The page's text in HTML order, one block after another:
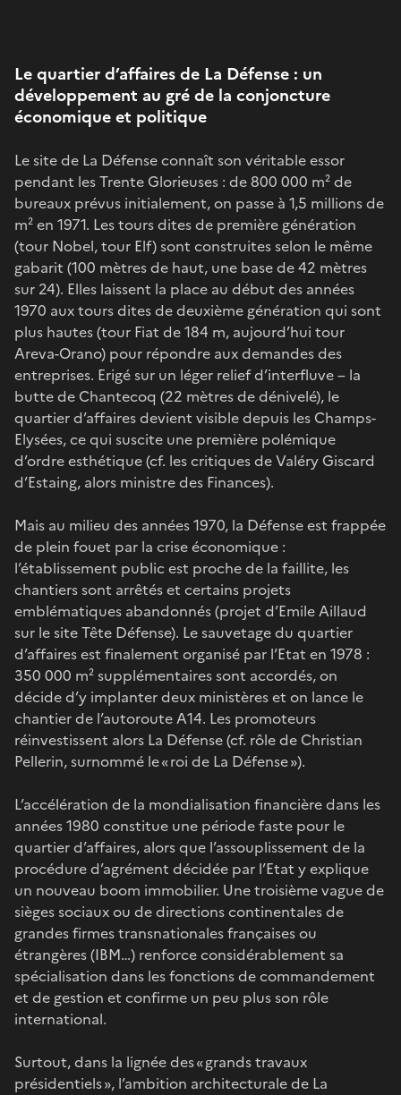
Le quartier d’affaires de La Défense : un
développement au gré de la conjoncture
économique et politique
Le site de La Défense connaît son véritable essor
pendant les Trente Glorieuses : de 800 000 m² de
bureaux prévus initialement, on passe à 1,5 millions de
m² en 1971. Les tours dites de première génération
(tour Nobel, tour Elf) sont construites selon le même
gabarit (100 mètres de haut, une base de 42 mètres
sur 24). Elles laissent la place au début des années
1970 aux tours dites de deuxième génération qui sont
plus hautes (tour Fiat de 184 m, aujourd’hui tour
Areva-Orano) pour répondre aux demandes des
entreprises. Erigé sur un léger relief d’interfluve – la
butte de Chantecoq (22 mètres de dénivelé), le
quartier d’affaires devient visible depuis les Champs-
Elysées, ce qui suscite une première polémique
d’ordre esthétique (cf. les critiques de Valéry Giscard
d’Estaing, alors ministre des Finances).
Mais au milieu des années 1970, la Défense est frappée
de plein fouet par la crise économique :
l’établissement public est proche de la faillite, les
chantiers sont arrêtés et certains projets
emblématiques abandonnés (projet d’Emile Aillaud
sur le site Tête Défense). Le sauvetage du quartier
d’affaires est finalement organisé par l’Etat en 1978 :
350 000 m² supplémentaires sont accordés, on
décide d’y implanter deux ministères et on lance le
chantier de l’autoroute A14. Les promoteurs
réinvestissent alors La Défense (cf. rôle de Christian
Pellerin, surnommé le « roi de La Défense »).
L’accélération de la mondialisation financière dans les
années 1980 constitue une période faste pour le
quartier d’affaires, alors que l’assouplissement de la
procédure d’agrément décidée par l’Etat y explique
un nouveau boom immobilier. Une troisième vague de
sièges sociaux ou de directions continentales de
grandes firmes transnationales françaises ou
étrangères (IBM…) renforce considérablement sa
spécialisation dans les fonctions de commandement
et de gestion et confirme un peu plus son rôle
international.
Surtout, dans la lignée des « grands travaux
présidentiels », l’ambition architecturale de La